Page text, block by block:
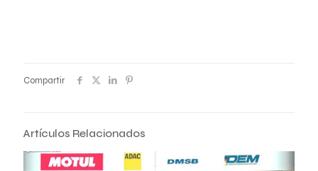
Compartir
Artículos Relacionados